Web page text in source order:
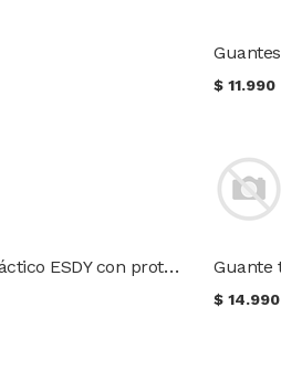
$11.990
Guante táctico ESDY con protecciones
$14.990